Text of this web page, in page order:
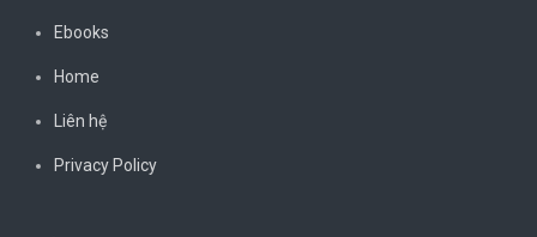
Ebooks
Home
Liên hệ
Privacy Policy